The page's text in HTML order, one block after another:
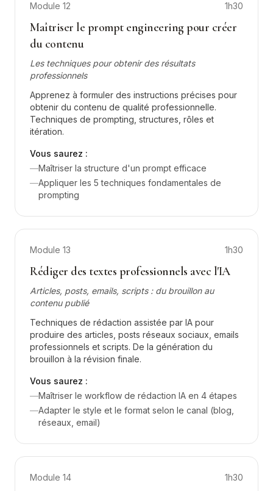
Module 12 1h30
Maîtriser le prompt engineering pour créer
du contenu
Les techniques pour obtenir des résultats
professionnels
Apprenez à formuler des instructions précises pour
obtenir du contenu de qualité professionnelle.
Techniques de prompting, structures, rôles et
itération.
Vous saurez :
—Maîtriser la structure d'un prompt efficace
—Appliquer les 5 techniques fondamentales de
prompting
Module 13 1h30
Rédiger des textes professionnels avec l'IA
Articles, posts, emails, scripts : du brouillon au
contenu publié
Techniques de rédaction assistée par IA pour
produire des articles, posts réseaux sociaux, emails
professionnels et scripts. De la génération du
brouillon à la révision finale.
Vous saurez :
—Maîtriser le workflow de rédaction IA en 4 étapes
—Adapter le style et le format selon le canal (blog,
réseaux, email)
Module 14 1h30